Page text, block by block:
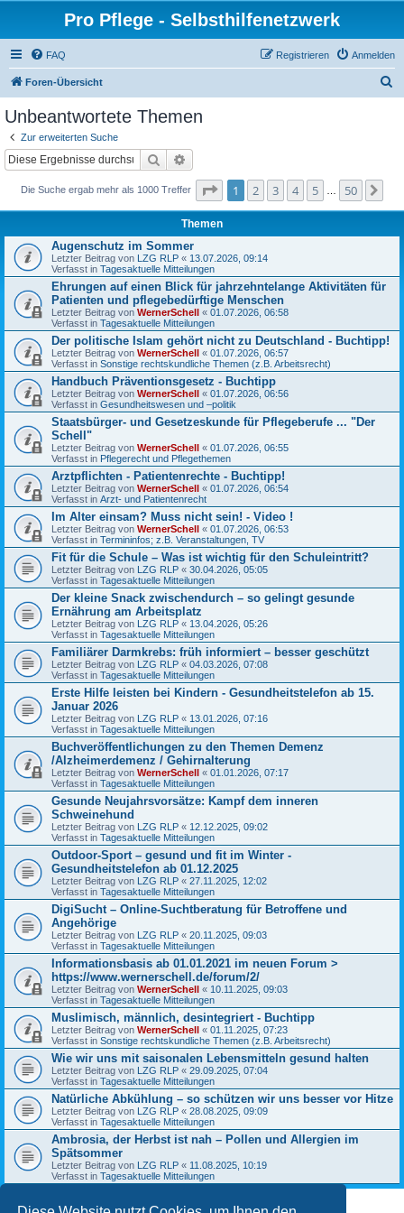
Pro Pflege - Selbsthilfenetzwerk
FAQ Anmelden
Registrieren
Foren-Übersicht
Unbeantwortete Themen
Zur erweiterten Suche
Suche
Die Suche ergab mehr als 1000 Treffer Seite von
1 2 3 4 5 50
Themen
Augenschutz im Sommer
Letzter Beitrag von LZG RLP « 13.07.2026, 09:14
Verfasst in Tagesaktuelle Mitteilungen
Ehrungen auf einen Blick für jahrzehntelange Aktivitäten für
Patienten und pflegebedürftige Menschen
Letzter Beitrag von WernerSchell « 01.07.2026, 06:58
Verfasst in Tagesaktuelle Mitteilungen
Der politische Islam gehört nicht zu Deutschland - Buchtipp!
Letzter Beitrag von WernerSchell « 01.07.2026, 06:57
Verfasst in Sonstige rechtskundliche Themen (z.B. Arbeitsrecht)
Handbuch Präventionsgesetz - Buchtipp
Letzter Beitrag von WernerSchell « 01.07.2026, 06:56
Verfasst in Gesundheitswesen und –politik
Staatsbürger- und Gesetzeskunde für Pflegeberufe ... "Der
Schell"
Letzter Beitrag von WernerSchell « 01.07.2026, 06:55
Verfasst in Pflegerecht und Pflegethemen
Arztpflichten - Patientenrechte - Buchtipp!
Letzter Beitrag von WernerSchell « 01.07.2026, 06:54
Verfasst in Arzt- und Patientenrecht
Im Alter einsam? Muss nicht sein! - Video !
Letzter Beitrag von WernerSchell « 01.07.2026, 06:53
Verfasst in Termininfos; z.B. Veranstaltungen, TV
Fit für die Schule – Was ist wichtig für den Schuleintritt?
Letzter Beitrag von LZG RLP « 30.04.2026, 05:05
Verfasst in Tagesaktuelle Mitteilungen
Der kleine Snack zwischendurch – so gelingt gesunde
Ernährung am Arbeitsplatz
Letzter Beitrag von LZG RLP « 13.04.2026, 05:26
Verfasst in Tagesaktuelle Mitteilungen
Familiärer Darmkrebs: früh informiert – besser geschützt
Letzter Beitrag von LZG RLP « 04.03.2026, 07:08
Verfasst in Tagesaktuelle Mitteilungen
Erste Hilfe leisten bei Kindern - Gesundheitstelefon ab 15.
Januar 2026
Letzter Beitrag von LZG RLP « 13.01.2026, 07:16
Verfasst in Tagesaktuelle Mitteilungen
Buchveröffentlichungen zu den Themen Demenz
/Alzheimerdemenz / Gehirnalterung
Letzter Beitrag von WernerSchell « 01.01.2026, 07:17
Verfasst in Tagesaktuelle Mitteilungen
Gesunde Neujahrsvorsätze: Kampf dem inneren
Schweinehund
Letzter Beitrag von LZG RLP « 12.12.2025, 09:02
Verfasst in Tagesaktuelle Mitteilungen
Outdoor-Sport – gesund und fit im Winter -
Gesundheitstelefon ab 01.12.2025
Letzter Beitrag von LZG RLP « 27.11.2025, 12:02
Verfasst in Tagesaktuelle Mitteilungen
DigiSucht – Online-Suchtberatung für Betroffene und
Angehörige
Letzter Beitrag von LZG RLP « 20.11.2025, 09:03
Verfasst in Tagesaktuelle Mitteilungen
Informationsbasis ab 01.01.2021 im neuen Forum >
https://www.wernerschell.de/forum/2/
Letzter Beitrag von WernerSchell « 10.11.2025, 09:03
Verfasst in Tagesaktuelle Mitteilungen
Muslimisch, männlich, desintegriert - Buchtipp
Letzter Beitrag von WernerSchell « 01.11.2025, 07:23
Verfasst in Sonstige rechtskundliche Themen (z.B. Arbeitsrecht)
Wie wir uns mit saisonalen Lebensmitteln gesund halten
Letzter Beitrag von LZG RLP « 29.09.2025, 07:04
Verfasst in Tagesaktuelle Mitteilungen
Natürliche Abkühlung – so schützen wir uns besser vor Hitze
Letzter Beitrag von LZG RLP « 28.08.2025, 09:09
Verfasst in Tagesaktuelle Mitteilungen
Ambrosia, der Herbst ist nah – Pollen und Allergien im
Spätsommer
Letzter Beitrag von LZG RLP « 11.08.2025, 10:19
Verfasst in Tagesaktuelle Mitteilungen